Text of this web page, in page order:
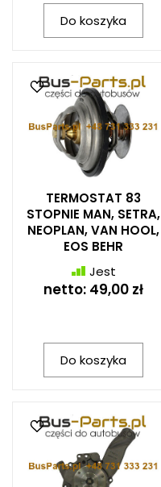
Do koszyka
TERMOSTAT 83
STOPNIE MAN, SETRA,
NEOPLAN, VAN HOOL,
EOS BEHR
Jest
netto: 49,00 zł
Do koszyka